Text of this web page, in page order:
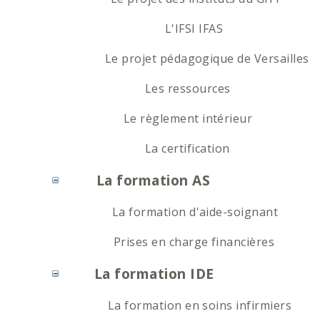
L'IFSI IFAS
Le projet pédagogique de Versailles
Les ressources
Le règlement intérieur
La certification
La formation AS
La formation d'aide-soignant
Prises en charge financières
La formation IDE
La formation en soins infirmiers